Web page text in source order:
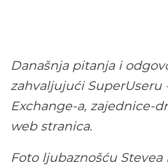
Današnja pitanja i
zahvaljujući SuperUseru
Exchange-a, zajednice-
web stranica.
Foto ljubaznošću Stevea